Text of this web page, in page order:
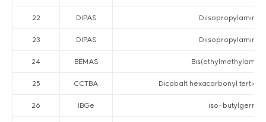
22 DIPAS
23 DIPAS
24 BEMAS
25 CCTBA Dicobalt hexacarbonyl
26 IBGe iso-